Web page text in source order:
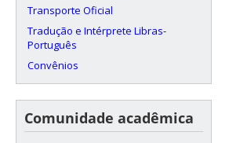
Transporte Oficial
Tradução e Intérprete Libras-
Português
Convênios
Comunidade acadêmica